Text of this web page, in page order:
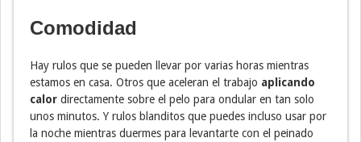
Comodidad
Hay rulos que se pueden llevar por varias horas mientras
estamos en casa. Otros que aceleran el trabajo aplicando
calor directamente sobre el pelo para ondular en tan solo
unos minutos. Y rulos blanditos que puedes incluso usar por
la noche mientras duermes para levantarte con el peinado